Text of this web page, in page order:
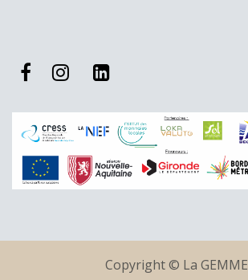
Copyright © La GEMME